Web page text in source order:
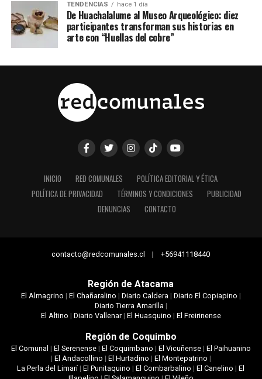
TENDENCIAS hace 1 día
De Huachalalume al Museo Arqueológico: diez
participantes transforman sus historias en
arte con “Huellas del cobre”
INICIO RED COMUNALES
POLÍTICA EDITORIAL Y ÉTICA
POLÍTICA DE PRIVACIDAD
TÉRMINOS Y CONDICIONES
PUBLICIDAD
DENUNCIAS
CONTACTO
contacto@redcomunales.cl | +56941118440
Región de Atacama
El Almagrino | El Chañaralino | Diario Caldera| Diario El Copiapino |
Diario Tierra Amarilla|
El Altino | Diario Vallenar| El Huasquino | El Freirinense
Región de Coquimbo
El Comunal | El Serenense| El Coquimbano | El Vicuñense| El Paihuanino
| El Andacollino | El Hurtadino | El Montepatrino |
La Perla del Limarí|El Punitaquino |El Combarbalino |El Canelino |El